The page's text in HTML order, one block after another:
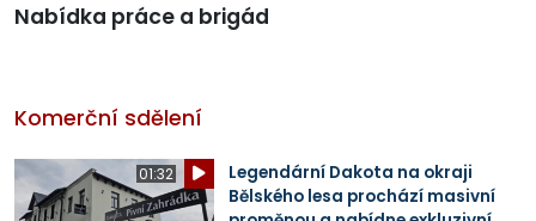
Nabídka práce a brigád
Komerční sdělení
01:32
Legendární Dakota na okraji
Bělského lesa prochází masivní